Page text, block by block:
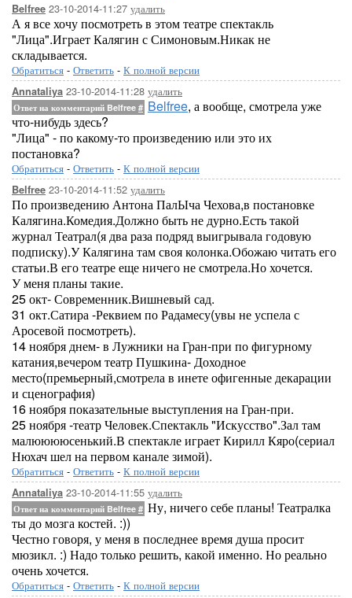
Belfree 23-10-2014-11:27 удалить
А я все хочу посмотреть в этом театре спектакль
"Лица".Играет Калягин с Симоновым.Никак не
складывается.
Обратиться - Ответить - К полной версии
Annataliya 23-10-2014-11:28 удалить
Ответ на комментарий Belfree # Belfree, а вообще, смотрела уже
что-нибудь здесь?
"Лица" - по какому-то произведению или это их
постановка?
Обратиться - Ответить - К полной версии
Belfree 23-10-2014-11:52 удалить
По произведению Антона ПалЫча Чехова,в постановке
Калягина.Комедия.Должно быть не дурно.Есть такой
журнал Театрал(я два раза подряд выигрывала годовую
подписку).У Калягина там своя колонка.Обожаю читать его
статьи.В его театре еще ничего не смотрела.Но хочется.
У меня планы такие.
25 окт- Современник.Вишневый сад.
31 окт.Сатира -Реквием по Радамесу(увы не успела с
Аросевой посмотреть).
14 ноября днем- в Лужники на Гран-при по фигурному
катания,вечером театр Пушкина- Доходное
место(премьерный,смотрела в инете офигенные декарации
и сценография)
16 ноября показательные выступления на Гран-при.
25 ноября -театр Человек.Спектакль "Искусство".Зал там
малююююсенький.В спектакле играет Кирилл Кяро(сериал
Нюхач шел на первом канале зимой).
Обратиться - Ответить - К полной версии
Annataliya 23-10-2014-11:55 удалить
Ответ на комментарий Belfree # Ну, ничего себе планы! Театралка
ты до мозга костей. :))
Честно говоря, у меня в последнее время душа просит
мюзикл. :) Надо только решить, какой именно. Но реально
очень хочется.
Обратиться - Ответить - К полной версии